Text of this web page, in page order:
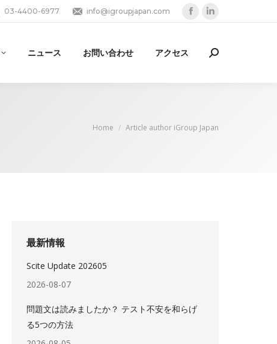
03-4400-6977 info@igroupjapan.com
opensopens
ニュース お問い合わせ アクセス Search:
You are here:
Home Article author iGroup Japan
最新情報
Scite Update 202605
2026-08-07
問題文は読みましたか？ テスト不安を和らげ
る5つの方法